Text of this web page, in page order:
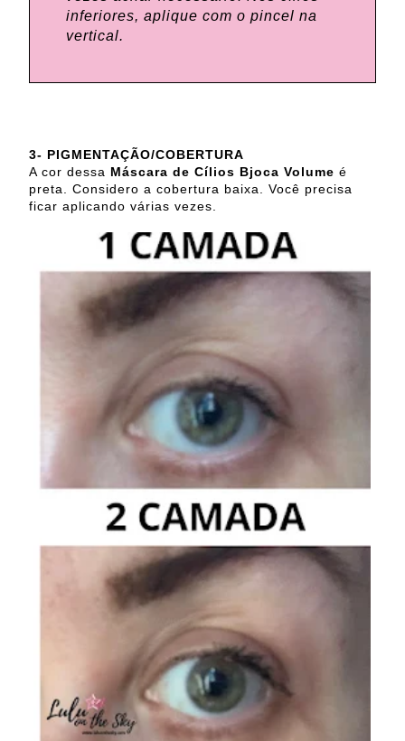
inferiores, aplique com o pincel na
vertical.
3- PIGMENTAÇÃO/COBERTURA
A cor dessa Máscara de Cílios Bjoca Volume é
preta. Considero a cobertura baixa. Você precisa
ficar aplicando várias vezes.